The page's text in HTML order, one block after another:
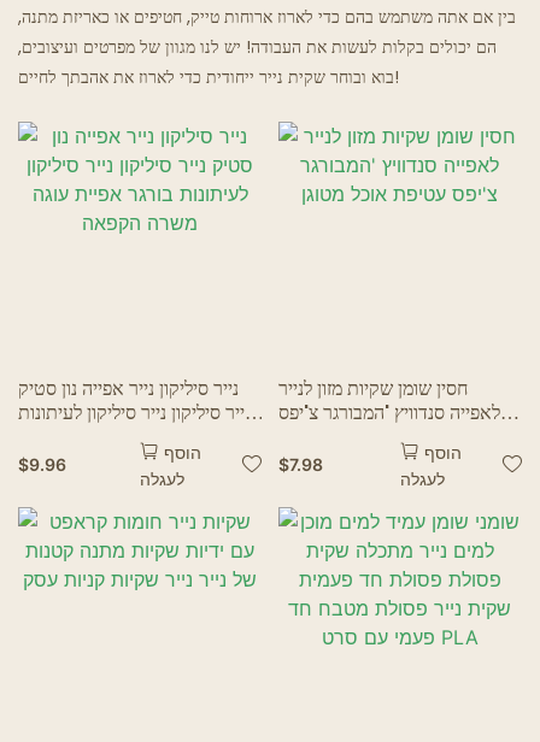
משאיות אוכל
מַאֲפִיָה
כף שמנונית
מסעדות רוחות רפאים
בין אם אתה משתמש בהם כדי לארוז ארוחות טייק, חטיפים או כאריזת מתנה,
הם יכולים בקלות לעשות את העבודה! יש לנו מגוון של מפרטים ועיצובים,
בוא ובוחר שקית נייר ייחודית כדי לארוז את אהבתך לחיים!
נייר סיליקון נייר אפייה נון סטיק
נייר סיליקון נייר סיליקון לעיתונות
בורגר אפיית עוגה משרה הקפאה
$9.96
הוסף
לעגלה
חסין שומן שקיות מזון לנייר
לאפייה סנדוויץ 'המבורגר צ'יפס
עטיפת אוכל מטוגן
$7.98
הוסף
לעגלה